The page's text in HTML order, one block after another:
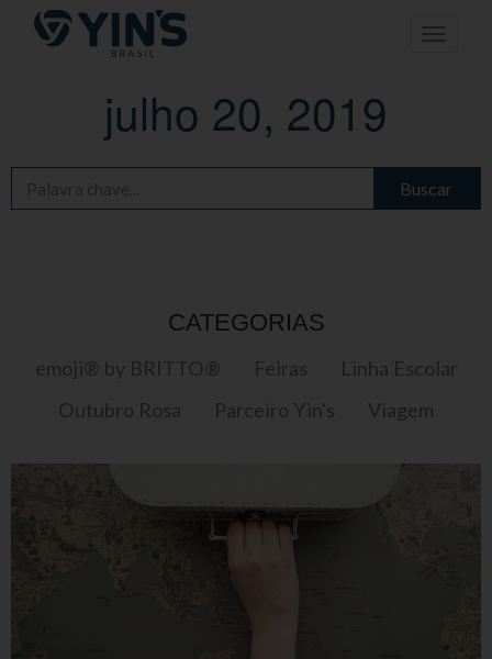
Pular
para
Toggle
julho 20, 2019
Buscar
CATEGORIAS
emoji® by BRITTO® Feiras
Linha Escolar
Outubro Rosa
Parceiro Yin's Viagem